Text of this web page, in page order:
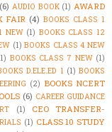
(6) AUDIO BOOK (1) AWARD
FAIR (4) BOOKS CLASS 1
NEW (1) BOOKS CLASS 12
(1) BOOKS CLASS 4 NEW
BOOKS CLASS 7 NEW (1)
D.ELE.ED 1 (1) BOOKS
(2) BOOKS NCERT
(6) CAREER GUIDANCE
(1)
CEO TRANSFER-
(1) CLASS 10 STUDY